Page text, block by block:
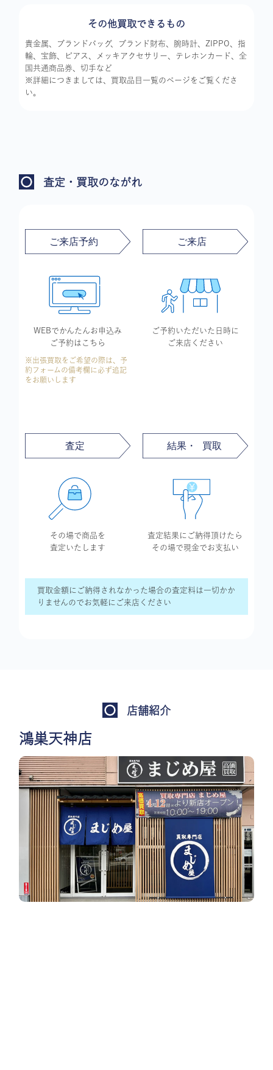
その他買取できるもの
貴金属、ブランドバッグ、ブランド財布、腕時計、ZIPPO、指
輪、宝飾、ピアス、メッキアクセサリー、テレホンカード、全
国共通商品券、切手など
※詳細につきましては、買取品目一覧のページをご覧くださ
い。
査定・買取のながれ
WEBでかんたんお申込み
ご予約はこちら
※出張買取をご希望の際は、予
約フォームの備考欄に必ず追記
をお願いします
ご予約いただいた 日時に
ご来店ください
その場で商品を
査定いたします
査定結果に ご納得頂けたら
その場で現金で お支払い
買取金額にご納得されなかった場合の査定料は一切かか
りませんのでお気軽にご来店ください
店舗紹介
鴻巣天神店